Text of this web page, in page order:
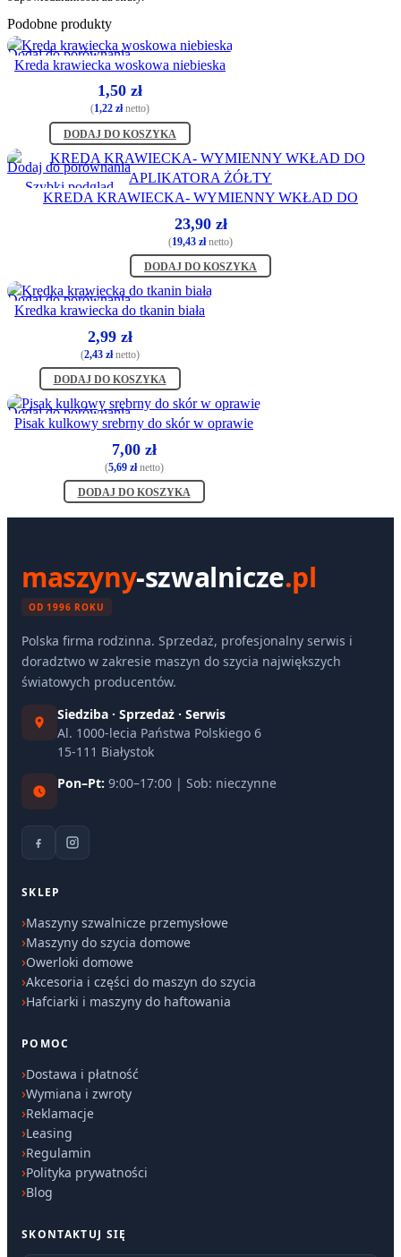
Podobne produkty
Dodaj do porównania
Szybki podgląd
Dodaj do życzenia
Kreda krawiecka woskowa niebieska
1,50 zł
(1,22 złnetto)
DODAJ DO KOSZYKA
Dodaj do porównania
Szybki podgląd
Dodaj do życzenia
KREDA KRAWIECKA- WYMIENNY WKŁAD DO
APLIKATORA ŻÓŁTY
23,90 zł
(19,43 złnetto)
DODAJ DO KOSZYKA
Dodaj do porównania
Szybki podgląd
Dodaj do życzenia
Kredka krawiecka do tkanin biała
2,99 zł
(2,43 złnetto)
DODAJ DO KOSZYKA
Dodaj do porównania
Szybki podgląd
Dodaj do życzenia
Pisak kulkowy srebrny do skór w oprawie
7,00 zł
(5,69 złnetto)
DODAJ DO KOSZYKA
maszyny-szwalnicze.pl
OD 1996 ROKU
Polska firma rodzinna. Sprzedaż, profesjonalny serwis i
doradztwo w zakresie maszyn do szycia największych
światowych producentów.
Siedziba · Sprzedaż · Serwis
Al. 1000-lecia Państwa Polskiego 6
15-111 Białystok
Pon–Pt: 9:00–17:00 | Sob: nieczynne
SKLEP
Maszyny szwalnicze przemysłowe
Maszyny do szycia domowe
Owerloki domowe
Akcesoria i części do maszyn do szycia
Hafciarki i maszyny do haftowania
POMOC
Dostawa i płatność
Wymiana i zwroty
Reklamacje
Leasing
Regulamin
Polityka prywatności
Blog
SKONTAKTUJ SIĘ